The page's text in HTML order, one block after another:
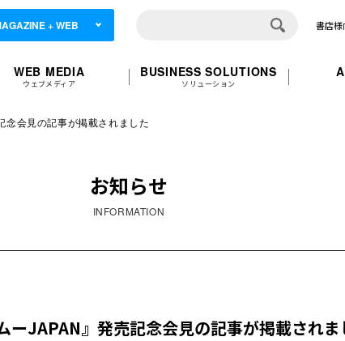
+ WEB 書店様
WEB MEDIA
ウェブメディア
BUSINESS SOLUTIONS
ソリューション
念会見の記事が掲載されました
お知らせ
INFORMATION
ーJAPAN』発売記念会見の記事が掲載されま